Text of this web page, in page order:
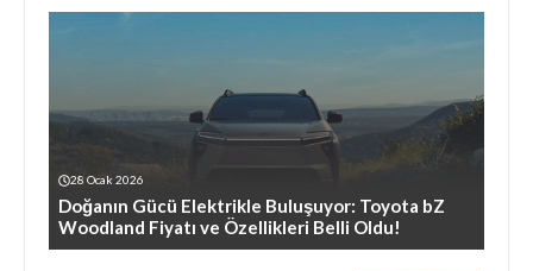
28 Ocak 2026
Doğanın Gücü Elektrikle Buluşuyor: Toyota bZ
Woodland Fiyatı ve Özellikleri Belli Oldu!